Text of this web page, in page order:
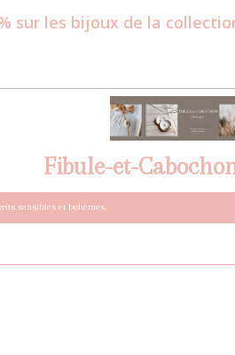
sur les bijoux de la
Fibule-et-
sensibles et bohèmes.